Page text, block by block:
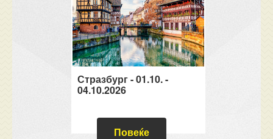
Стразбург - 01.10. -
04.10.2026
Повеќе